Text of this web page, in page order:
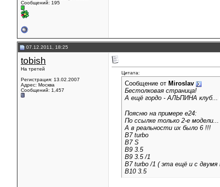
Сообщений: 195
07.12.2011, 18:25
tobish
На третей
Регистрация: 13.02.2007
Адрес: Москва
Сообщений: 1,457
Цитата:
Сообщение от Miroslav
Бестолковая страница!
А ещё гордо - АЛЬПИНА клуб...
Поясню на примере е24:
По ссылке только 2-е
А в реальности их было 6 !!!
B7 turbo
B7 S
B9 3.5
B9 3.5 /1
B7 turbo /1 ( эта ещё и с двумя
B10 3.5